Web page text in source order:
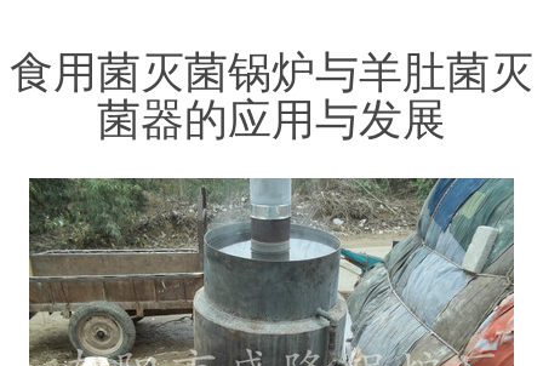
食用菌灭菌锅炉与羊肚菌灭
菌器的应用与发展